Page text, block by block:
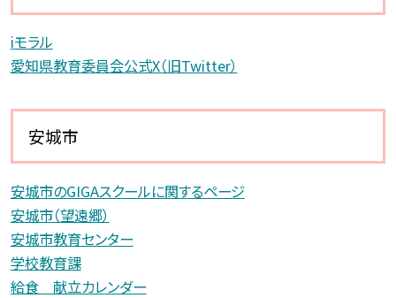
iモラル
愛知県教育委員会公式X（旧Twitter）
安城市
安城市のGIGAスクールに関するページ
安城市（望遠郷）
安城市教育センター
学校教育課
給食 献立カレンダー